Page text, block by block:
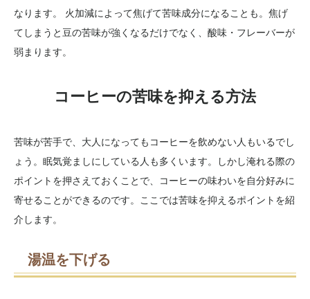
なります。 火加減によって焦げて苦味成分になることも。焦げ
てしまうと豆の苦味が強くなるだけでなく、酸味・フレーバーが
弱まります。
コーヒーの苦味を抑える方法
苦味が苦手で、大人になってもコーヒーを飲めない人もいるでし
ょう。眠気覚ましにしている人も多くいます。しかし淹れる際の
ポイントを押さえておくことで、コーヒーの味わいを自分好みに
寄せることができるのです。ここでは苦味を抑えるポイントを紹
介します。
湯温を下げる